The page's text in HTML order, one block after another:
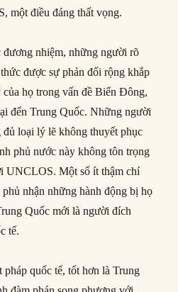
một điều đáng thất vọng.
đương nhiệm, những người rõ
được sự phản đối rộng khắp
họ trong vấn đề Biển Đông,
đến Trung Quốc. Những người
đủ loại lý lẽ không thuyết phục
phủ nước này không tôn trọng
UNCLOS. Một số ít thậm chí
nhận những hành động bị họ
Quốc mới là người đích
tế.
quốc tế, tốt hơn là Trung